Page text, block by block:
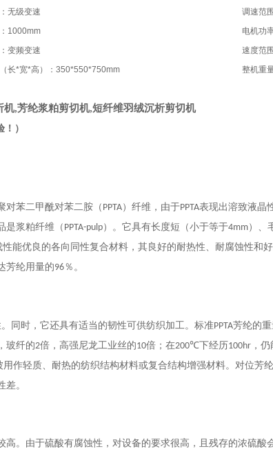
无级变速
调速范
1000mm
电机功
变频变速
速度范
长*宽*高）：350*550*750mm
整机重
机,芳纶浆粕剪切机,短纤维羽绒沉析剪切机
）
对苯二甲酰对苯二胺（PPTA）纤维，由于PPTA表现出溶致液晶
是浆粕纤维（ PPTA-pulp）。它具有长度短（小于等于4mm）、
能优良的各向同性复合材料，其良好的耐热性、耐腐蚀性和
芳纶用量的96％。
同时，它还具有适当的韧性可供纺织加工。标准PPTA芳纶的
玻纤的2倍，高强尼龙工业丝的10倍；在200℃下经历100hr，仍
作轻质、耐热的纺织结构材料或复合结构增强材料。对位芳
。
高。由于硫酸有腐蚀性，对设备的要求很高，且残存的浓硫酸